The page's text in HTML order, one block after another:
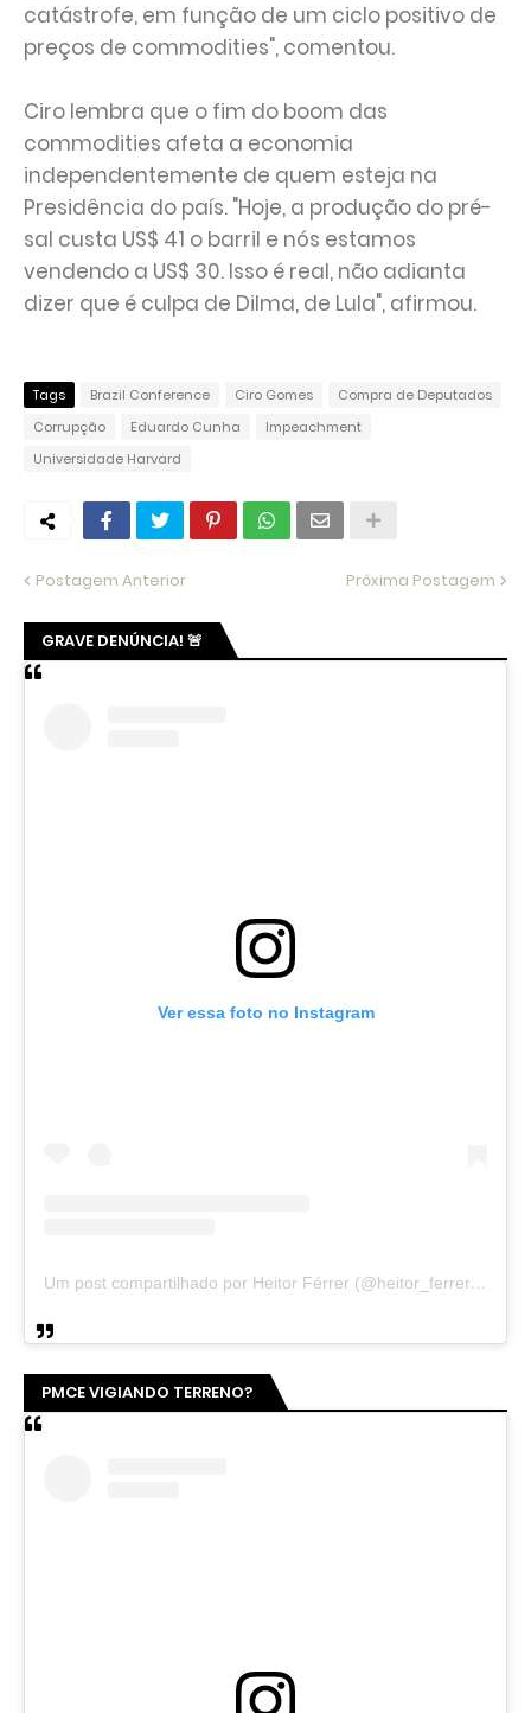
catástrofe, em função de um ciclo positivo de
preços de commodities", comentou.
Ciro lembra que o fim do boom das
commodities afeta a economia
independentemente de quem esteja na
Presidência do país. "Hoje, a produção do pré-
sal custa US$ 41 o barril e nós estamos
vendendo a US$ 30. Isso é real, não adianta
dizer que é culpa de Dilma, de Lula", afirmou.
Tags Brazil Conference Ciro Gomes
Compra de Deputados
Corrupção
Eduardo Cunha
Impeachment
Universidade Harvard
Postagem Anterior Próxima Postagem
GRAVE DENÚNCIA! 🚨
Ver essa foto no Instagram
Um post compartilhado por Heitor Férrer (@heitor_ferrer77)
PMCE VIGIANDO TERRENO?